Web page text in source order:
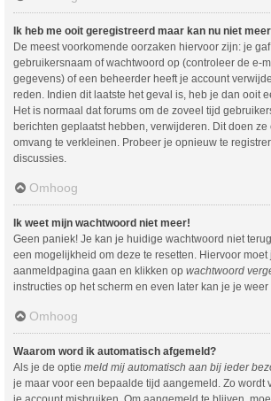
Ik heb me ooit geregistreerd maar kan nu niet
De meest voorkomende oorzaken hiervoor zijn: je
gebruikersnaam of wachtwoord op (controleer de e-
gegevens) of een beheerder heeft je account
reden. Indien dit laatste het geval is, heb je dan ooit
Het is normaal dat forums om de zoveel tijd
berichten geplaatst hebben, verwijderen. Dit doen ze
omvang te verkleinen. Probeer je opnieuw te
discussies.
Omhoog
Ik weet mijn wachtwoord niet meer!
Geen paniek! Je kan je huidige wachtwoord niet
een mogelijkheid om deze te resetten. Hiervoor moet
aanmeldpagina gaan en klikken op wachtwoord
instructies op het scherm en even later kan je je weer
Omhoog
Waarom word ik automatisch afgemeld?
Als je de optie meld mij automatisch aan bij ieder
je maar voor een bepaalde tijd aangemeld. Zo wordt